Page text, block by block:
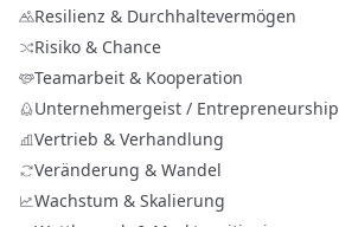
Resilienz & Durchhaltevermögen
Risiko & Chance
Teamarbeit & Kooperation
Unternehmergeist / Entrepreneurship
Vertrieb & Verhandlung
Veränderung & Wandel
Wachstum & Skalierung